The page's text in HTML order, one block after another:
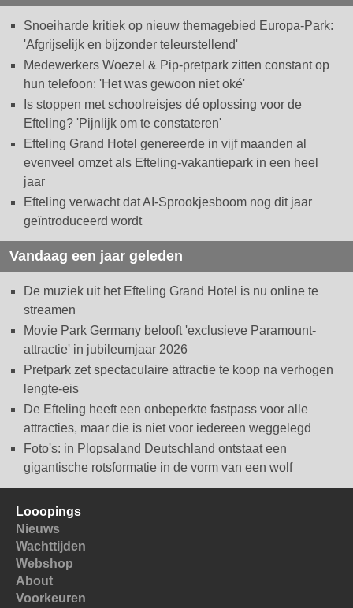
Snoeiharde kritiek op nieuw themagebied Europa-Park:
'Afgrijselijk en bijzonder teleurstellend'
Medewerkers Woezel & Pip-pretpark zitten constant op
hun telefoon: 'Het was gewoon niet oké'
Is stoppen met schoolreisjes dé oplossing voor de
Efteling? 'Pijnlijk om te constateren'
Efteling Grand Hotel genereerde in vijf maanden al
evenveel omzet als Efteling-vakantiepark in een heel
jaar
Efteling verwacht dat AI-Sprookjesboom nog dit jaar
geïntroduceerd wordt
Vandaag een jaar geleden
De muziek uit het Efteling Grand Hotel is nu online te
streamen
Movie Park Germany belooft 'exclusieve Paramount-
attractie' in jubileumjaar 2026
Pretpark zet spectaculaire attractie te koop na verhogen
lengte-eis
De Efteling heeft een onbeperkte fastpass voor alle
attracties, maar die is niet voor iedereen weggelegd
Foto's: in Plopsaland Deutschland ontstaat een
gigantische rotsformatie in de vorm van een wolf
Looopings
Nieuws
Wachttijden
Webshop
About
Voorkeuren